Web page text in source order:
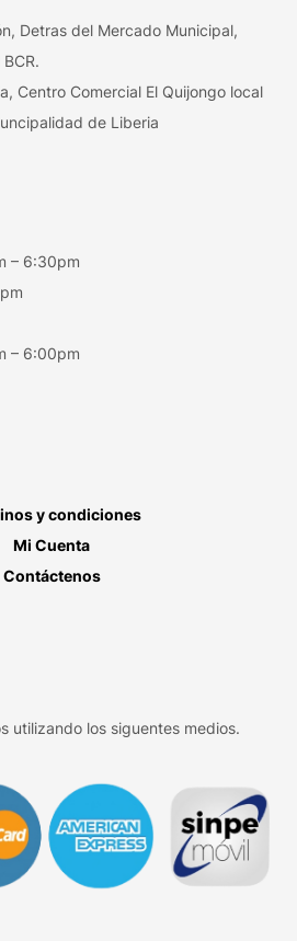
Detras del Mercado Municipal,
Centro Comercial El Quijongo local
de Liberia
– 6:30pm
– 6:00pm
y condiciones
Mi Cuenta
Contáctenos
utilizando los siguentes medios.